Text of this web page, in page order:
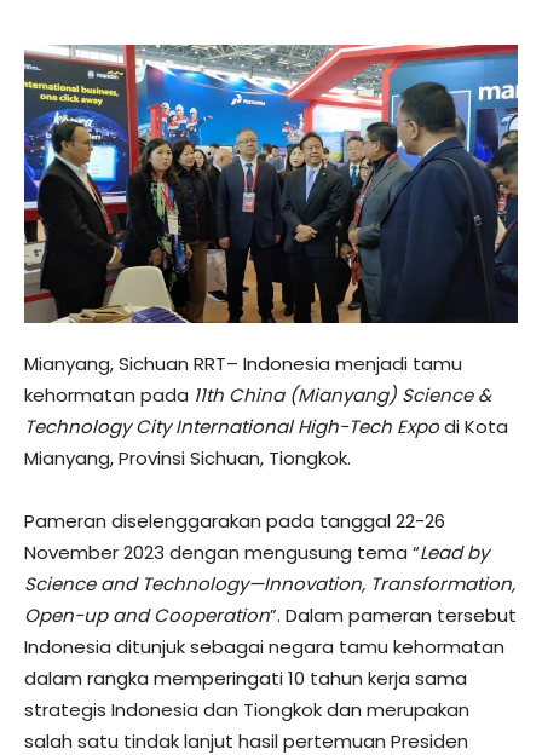
Mianyang, Sichuan RRT– Indonesia menjadi tamu
kehormatan pada 11th China (Mianyang) Science &
Technology City International High-Tech Expodi Kota
Mianyang, Provinsi Sichuan, Tiongkok.
Pameran diselenggarakan pada tanggal 22-26
November 2023 dengan mengusung tema “Lead by
Science and Technology—Innovation, Transformation,
Open-up and Cooperation”. Dalam pameran tersebut
Indonesia ditunjuk sebagai negara tamu kehormatan
dalam rangka memperingati 10 tahun kerja sama
strategis Indonesia dan Tiongkok dan merupakan
salah satu tindak lanjut hasil pertemuan Presiden